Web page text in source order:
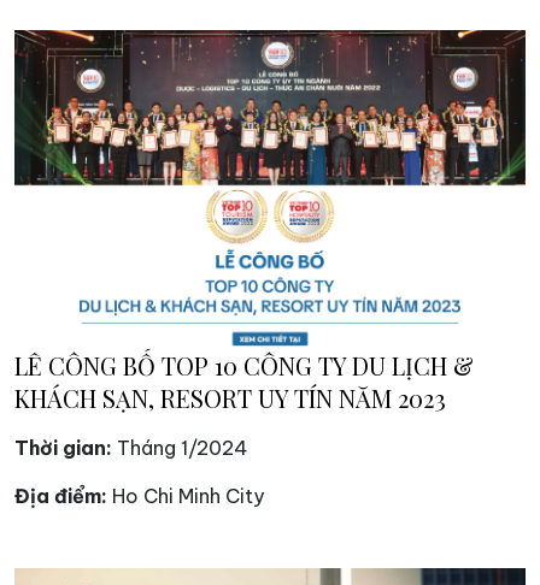
LÊ CÔNG BỐ TOP 10 CÔNG TY DU LỊCH &
KHÁCH SẠN, RESORT UY TÍN NĂM 2023
Thời gian: Tháng 1/2024
Địa điểm: Ho Chi Minh City